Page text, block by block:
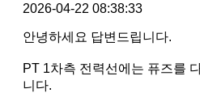
2026-04-22 08:38:33
안녕하세요 답변드립니다.
PT 1차측 전력선에는 퓨즈를
니다.